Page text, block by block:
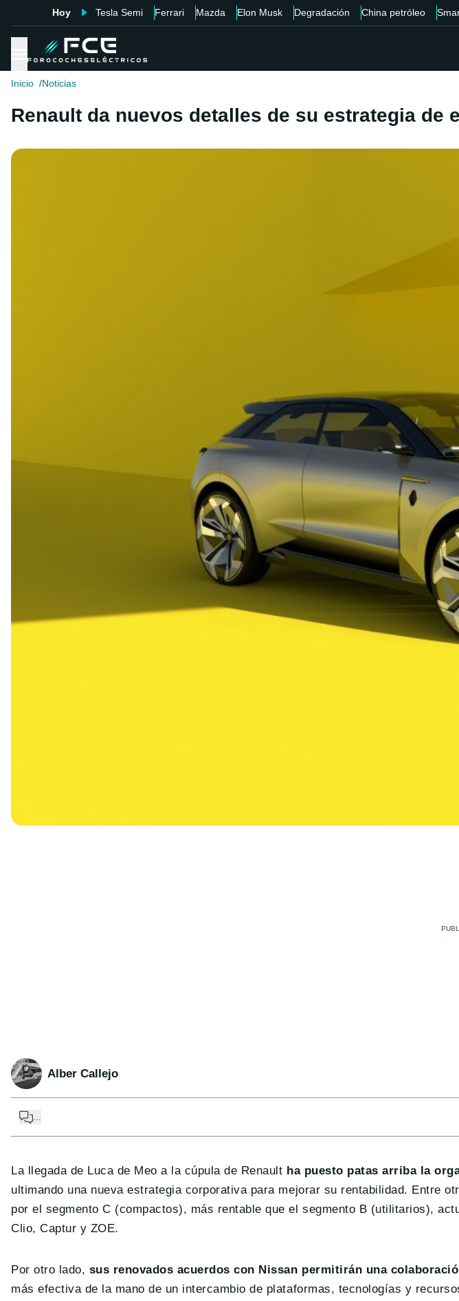
Hoy Tesla Semi Ferrari Mazda Elon Musk Degradación China petróleo
Inicio Noticias
Renault da nuevos detalles de su estrategia
Alber Callejo
La llegada de Luca de Meo a la cúpula de Renault ha puesto patas arriba la
ultimando una nueva estrategia corporativa para mejorar su rentabilidad. Entre
por el segmento C (compactos), más rentable que el segmento B (utilitarios),
Clio, Captur y ZOE.
Por otro lado, sus renovados acuerdos con Nissan permitirán una
más efectiva de la mano de un intercambio de plataformas, tecnologías y